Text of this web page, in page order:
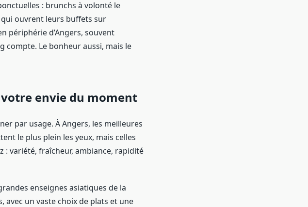
: brunchs à volonté le
ouvrent leurs buffets sur
périphérie d’Angers, souvent
compte. Le bonheur aussi, mais le
envie du moment
par usage. À Angers, les meilleures
le plus plein les yeux, mais celles
: variété, fraîcheur, ambiance, rapidité
enseignes asiatiques de la
avec un vaste choix de plats et une